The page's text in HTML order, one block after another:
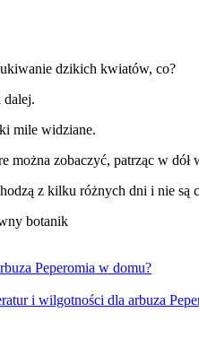
dzikich kwiatów, co?
dalej.
mile widziane.
można zobaczyć, patrząc w
z kilku różnych dni i nie są
botanik
Peperomia w domu?
i wilgotności dla arbuza